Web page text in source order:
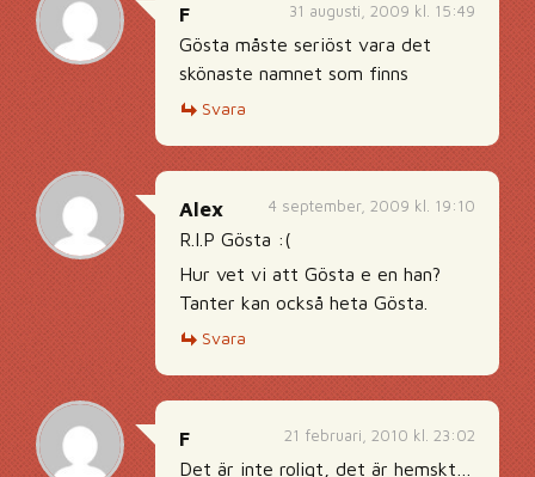
31 augusti, 2009 kl. 15:49
F
Gösta måste seriöst vara det
skönaste namnet som finns
Svara
4 september, 2009 kl. 19:10
Alex
R.I.P Gösta :(
Hur vet vi att Gösta e en han?
Tanter kan också heta Gösta.
Svara
21 februari, 2010 kl. 23:02
F
Det är inte roligt, det är hemskt…